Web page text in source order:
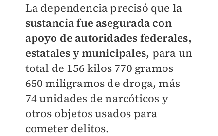
La dependencia precisó que la
sustancia fue asegurada con
apoyo de autoridades federales,
estatales y municipales, para un
total de 156 kilos 770 gramos
650 miligramos de droga, más
74 unidades de narcóticos y
otros objetos usados para
cometer delitos.